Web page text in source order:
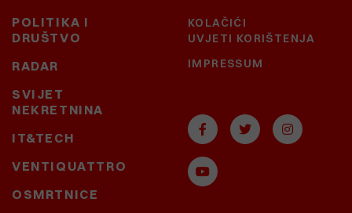
POLITIKA I
DRUŠTVO
RADAR
SVIJET
NEKRETNINA
IT&TECH
VENTIQUATTRO
OSMRTNICE
KOLAČIĆI
UVJETI KORIŠTENJA
IMPRESSUM